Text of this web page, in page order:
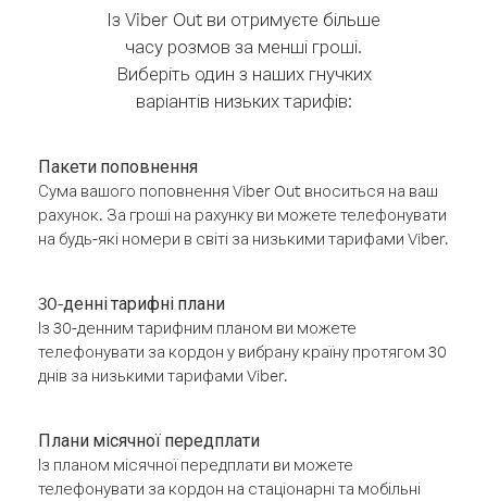
Із Viber Out ви отримуєте більше
часу розмов за менші гроші.
Виберіть один з наших гнучких
варіантів низьких тарифів:
Пакети поповнення
Сума вашого поповнення Viber Out вноситься на ваш
рахунок. За гроші на рахунку ви можете телефонувати
на будь-які номери в світі за низькими тарифами Viber.
30-денні тарифні плани
Із 30-денним тарифним планом ви можете
телефонувати за кордон у вибрану країну протягом 30
днів за низькими тарифами Viber.
Плани місячної передплати
Із планом місячної передплати ви можете
телефонувати за кордон на стаціонарні та мобільні